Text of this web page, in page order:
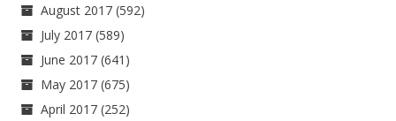
August 2017 (592)
July 2017 (589)
June 2017 (641)
May 2017 (675)
April 2017 (252)